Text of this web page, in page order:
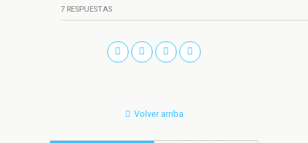
7 RESPUESTAS
Volver arriba